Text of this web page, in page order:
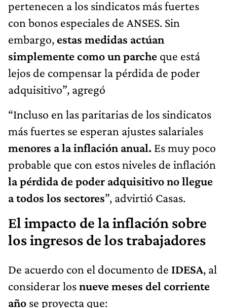
pertenecen a los sindicatos más fuertes
con bonos especiales de ANSES. Sin
embargo, estas medidas actúan
simplemente como un parche que está
lejos de compensar la pérdida de poder
adquisitivo”, agregó
“Incluso en las paritarias de los sindicatos
más fuertes se esperan ajustes salariales
menores a la inflación anual. Es muy poco
probable que con estos niveles de inflación
la pérdida de poder adquisitivo no llegue
a todos los sectores”, advirtió Casas.
El impacto de la inflación sobre
los ingresos de los trabajadores
De acuerdo con el documento de IDESA, al
considerar losnueve meses del corriente
año se proyecta que: